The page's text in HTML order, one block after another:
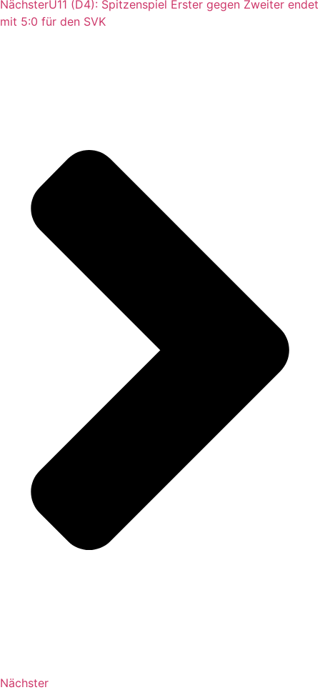
NächsterU11 (D4): Spitzenspiel Erster gegen Zweiter endet
mit 5:0 für den SVK
Nächster